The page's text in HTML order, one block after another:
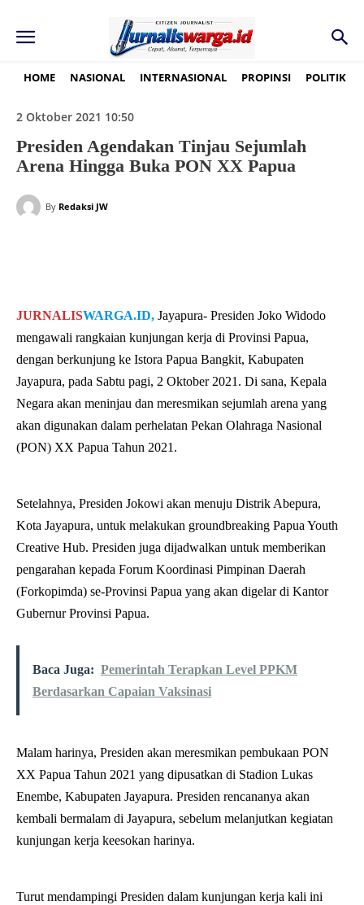
HOME NASIONAL INTERNASIONAL PROPINSI POLITIK
2 Oktober 2021 10:50
Presiden Agendakan Tinjau Sejumlah
Arena Hingga Buka PON XX Papua
By Redaksi JW
JURNALISWARGA.ID, Jayapura- Presiden Joko Widodo
mengawali rangkaian kunjungan kerja di Provinsi Papua,
dengan berkunjung ke Istora Papua Bangkit, Kabupaten
Jayapura, pada Sabtu pagi, 2 Oktober 2021. Di sana, Kepala
Negara akan meninjau dan meresmikan sejumlah arena yang
akan digunakan dalam perhelatan Pekan Olahraga Nasional
(PON) XX Papua Tahun 2021.
Setelahnya, Presiden Jokowi akan menuju Distrik Abepura,
Kota Jayapura, untuk melakukan groundbreaking Papua Youth
Creative Hub. Presiden juga dijadwalkan untuk memberikan
pengarahan kepada Forum Koordinasi Pimpinan Daerah
(Forkopimda) se-Provinsi Papua yang akan digelar di Kantor
Gubernur Provinsi Papua.
Baca Juga: Pemerintah Terapkan Level PPKM
Berdasarkan Capaian Vaksinasi
Malam harinya, Presiden akan meresmikan pembukaan PON
XX Papua Tahun 2021 yang dipusatkan di Stadion Lukas
Enembe, Kabupaten Jayapura. Presiden rencananya akan
kembali bermalam di Jayapura, sebelum melanjutkan kegiatan
kunjungan kerja keesokan harinya.
Turut mendampingi Presiden dalam kunjungan kerja kali ini